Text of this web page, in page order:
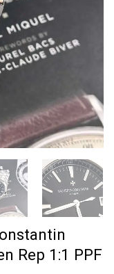
Rep 1:1 PPF